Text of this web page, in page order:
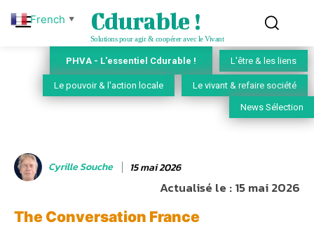
Cdurable !
Solutions pour agir & coopérer avec le Vivant
PHVA - L'essentiel Cdurable ! L'être & les liens
Le pouvoir & l'action locale Le vivant & refaire société
News Sélection
Cyrille Souche 15 mai 2026
Actualisé le :15 mai 2026
The Conversation France
French ▼